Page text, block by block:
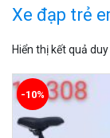
Xe đạp trẻ
Hiển thị kết quả
-10%